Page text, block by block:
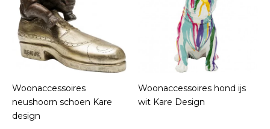
Woonaccessoires
neushoorn schoen Kare
design
Woonaccessoires hond ijs
wit Kare Design